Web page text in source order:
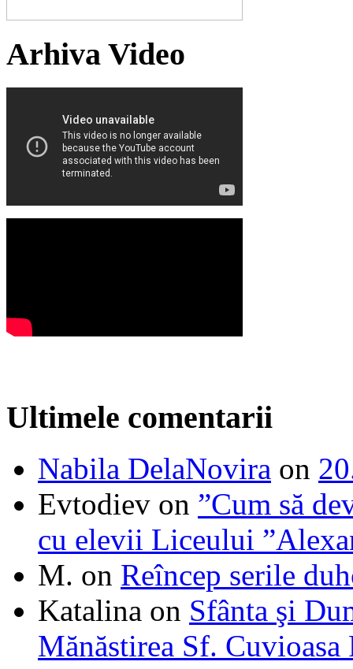
Arhiva Video
Ultimele comentarii
Nabila DelaNovira on
Evtodiev on ”Cum să
cu elevii Liceului
M. on Reîncep serile
Katalina on Sfânta şi
Mănăstirea Sf. Cuvioasa